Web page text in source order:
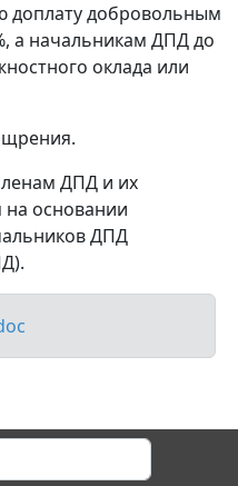
доплату добровольным
а начальникам ДПД до
оклада или
ДПД и их
основании
ДПД